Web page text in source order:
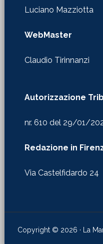
Luciano Mazziotta
WebMaster
Claudio Tirinnanzi
Autorizzazione
nr. 610 del 29/01/
Redazione in
Via Castelfidardo 24
Copyright © 2026 · La